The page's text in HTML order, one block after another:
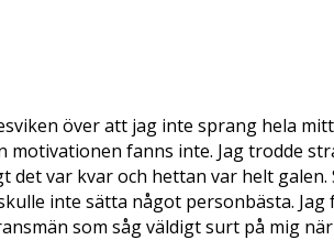
över att jag inte sprang hela
fanns inte. Jag trodde
var kvar och hettan var helt galen.
inte sätta något personbästa.
som såg väldigt surt på mig